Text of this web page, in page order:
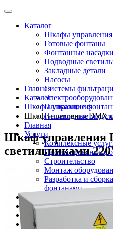
Каталог
Шкафы управления
Готовые фонтаны
Фонтанные насадки
Подводные
Закладные детали
Насосы
Системы
Плавающие
Пешеходные
Главная
Услуги
Комплексные
Проектирование
Строительство
Монтаж
Разработка и
фонтанами
О компании
Новости
Доставка \ Оплата
Контакты
Главная
Каталог
Шкафы управления
Шкаф управления DMX
Шкаф управления
светильниками